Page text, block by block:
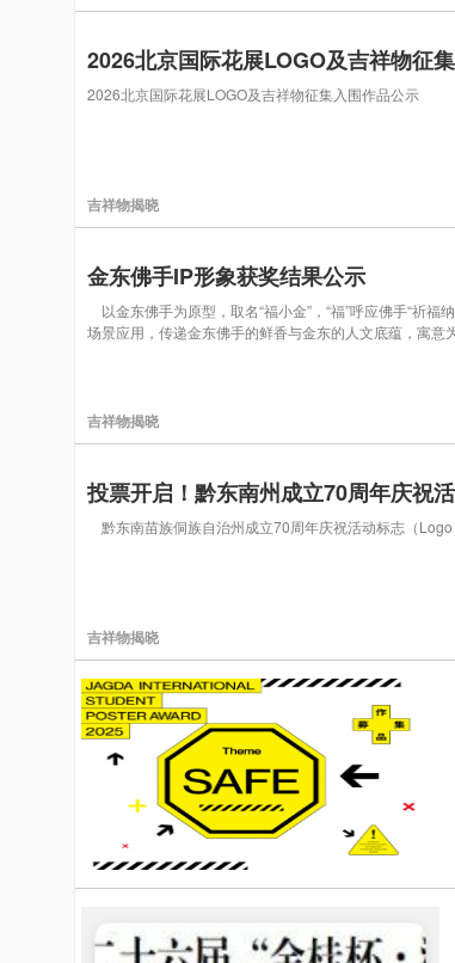
2026北京国际花展LOGO及吉祥物征
2026北京国际花展LOGO及吉祥物征集入围作品公示
吉祥物揭晓
金东佛手IP形象获奖结果公示
以金东佛手为原型，取名“福小金”，“福”呼应佛手“祈
场景应用，传递金东佛手的鲜香与金东的人文底蕴，寓
吉祥物揭晓
投票开启！黔东南州成立70周年庆祝
黔东南苗族侗族自治州成立70周年庆祝活动标志（
吉祥物揭晓